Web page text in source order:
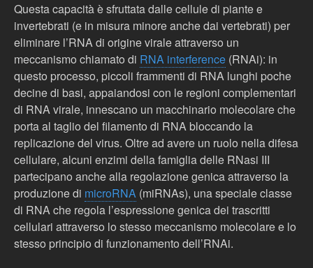
Questa capacità è sfruttata dalle cellule di piante e
invertebrati (e in misura minore anche dai vertebrati) per
eliminare l’RNA di origine virale attraverso un
meccanismo chiamato di RNA interference (RNAi): in
questo processo, piccoli frammenti di RNA lunghi poche
decine di basi, appaiandosi con le regioni complementari
di RNA virale, innescano un macchinario molecolare che
porta al taglio del filamento di RNA bloccando la
replicazione del virus. Oltre ad avere un ruolo nella difesa
cellulare, alcuni enzimi della famiglia delle RNasi III
partecipano anche alla regolazione genica attraverso la
produzione di microRNA (miRNAs), una speciale classe
di RNA che regola l’espressione genica dei trascritti
cellulari attraverso lo stesso meccanismo molecolare e lo
stesso principio di funzionamento dell’RNAi.